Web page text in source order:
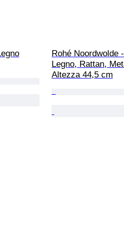
Rohé Noordwolde
Legno, Rattan,
Altezza 44,5 cm